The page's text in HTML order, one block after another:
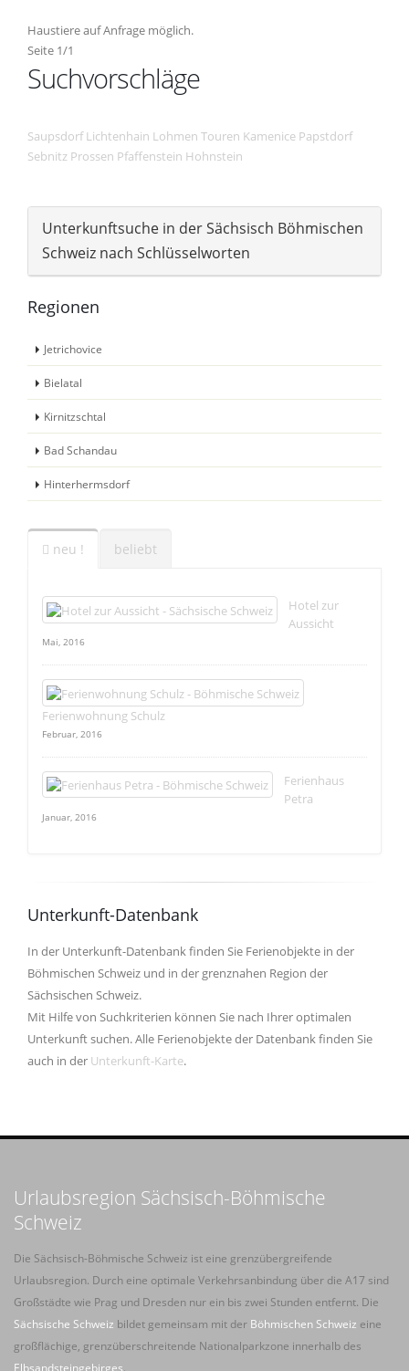
Haustiere auf Anfrage möglich.
Seite 1/1
Suchvorschläge
Saupsdorf Lichtenhain Lohmen Touren Kamenice Papstdorf
Sebnitz Prossen Pfaffenstein Hohnstein
Unterkunftsuche in der Sächsisch Böhmischen
Schweiz nach Schlüsselworten
Regionen
Jetrichovice
Bielatal
Kirnitzschtal
Bad Schandau
Hinterhermsdorf
neu ! beliebt
Hotel zur
Aussicht
Mai, 2016
Ferienwohnung Schulz
Februar, 2016
Ferienhaus
Petra
Januar, 2016
Unterkunft-Datenbank
In der Unterkunft-Datenbank finden Sie Ferienobjekte in der
Böhmischen Schweiz und in der grenznahen Region der
Sächsischen Schweiz.
Mit Hilfe von Suchkriterien können Sie nach Ihrer optimalen
Unterkunft suchen. Alle Ferienobjekte der Datenbank finden Sie
auch in der Unterkunft-Karte.
Urlaubsregion Sächsisch-Böhmische
Schweiz
Die Sächsisch-Böhmische Schweiz ist eine grenzübergreifende
Urlaubsregion. Durch eine optimale Verkehrsanbindung über die A17 sind
Großstädte wie Prag und Dresden nur ein bis zwei Stunden entfernt. Die
Sächsische Schweiz bildet gemeinsam mit der Böhmischen Schweiz eine
großflächige, grenzüberschreitende Nationalparkzone innerhalb des
Elbsandsteingebirges.